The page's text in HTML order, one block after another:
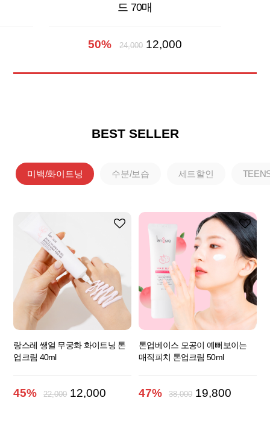
드 70매
50% 24,000 12,000
BEST SELLER
미백/화이트닝 수분/보습 세트할인
랑스레 쌩얼 무궁화 화이트닝 톤
업크림 40ml
45% 22,000 12,000
톤업베이스 모공이 예뻐보이는
매직피치 톤업크림 50ml
47% 38,000 19,800